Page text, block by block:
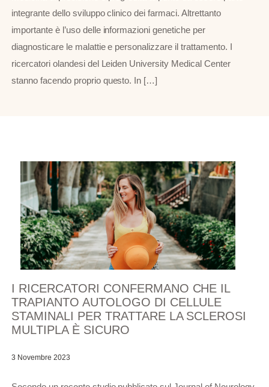
integrante dello sviluppo clinico dei farmaci. Altrettanto
importante è l’uso delle informazioni genetiche per
diagnosticare le malattie e personalizzare il trattamento. I
ricercatori olandesi del Leiden University Medical Center
stanno facendo proprio questo. In […]
I RICERCATORI CONFERMANO CHE IL
TRAPIANTO AUTOLOGO DI CELLULE
STAMINALI PER TRATTARE LA SCLEROSI
MULTIPLA È SICURO
3 Novembre 2023